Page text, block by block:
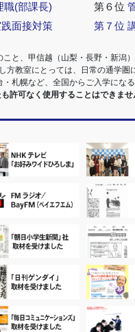
職(部課長)
面接対策
第６位
第７位
と、甲信越（山梨・長野・新潟
教室にとっては、日常の通学圏
札幌など、全国からご入学になる
許可なく使用することはできませ